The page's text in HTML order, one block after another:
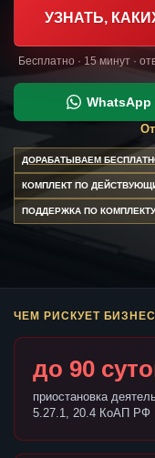
УЗНАТЬ,
Бесплатно · 15 минут ·
WhatsApp
ДОРАБАТЫВАЕМ
КОМПЛЕКТ ПО
ПОДДЕРЖКА ПО
ЧЕМ РИСКУЕТ
до 90
приостановка
5.27.1, 20.4 КоАП РФ